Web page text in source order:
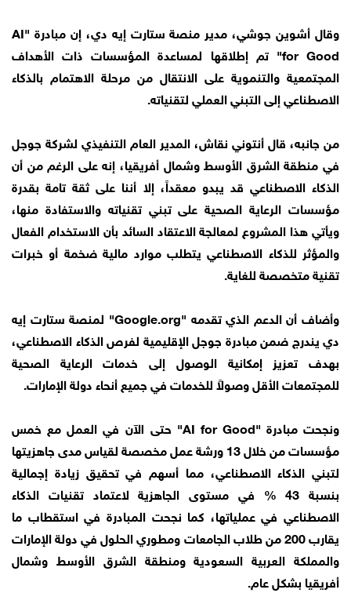
وقال أشوين جوشي، مدير منصة ستارت إيه دي، إن مبادرة "AI
for Good" تم إطلاقها لمساعدة المؤسسات ذات الأهداف
المجتمعية والتنموية على الانتقال من مرحلة الاهتمام بالذكاء
الاصطناعي إلى التبني العملي لتقنياته.
من جانبه، قال أنتوني نقاش، المدير العام التنفيذي لشركة جوجل
في منطقة الشرق الأوسط وشمال أفريقيا، إنه على الرغم من أن
الذكاء الاصطناعي قد يبدو معقداً، إلا أننا على ثقة تامة بقدرة
مؤسسات الرعاية الصحية على تبني تقنياته والاستفادة منها،
ويأتي هذا المشروع لمعالجة الاعتقاد السائد بأن الاستخدام الفعال
والمؤثر للذكاء الاصطناعي يتطلب موارد مالية ضخمة أو خبرات
تقنية متخصصة للغاية.
وأضاف أن الدعم الذي تقدمه "Google.org" لمنصة ستارت إيه
دي يندرج ضمن مبادرة جوجل الإقليمية لفرص الذكاء الاصطناعي،
بهدف تعزيز إمكانية الوصول إلى خدمات الرعاية الصحية
للمجتمعات الأقل وصولاً للخدمات في جميع أنحاء دولة الإمارات.
ونجحت مبادرة "AI for Good" حتى الآن في العمل مع خمس
مؤسسات من خلال 13 ورشة عمل مخصصة لقياس مدى جاهزيتها
لتبني الذكاء الاصطناعي، مما أسهم في تحقيق زيادة إجمالية
بنسبة 43 % في مستوى الجاهزية لاعتماد تقنيات الذكاء
الاصطناعي في عملياتها، كما نجحت المبادرة في استقطاب ما
يقارب 200 من طلاب الجامعات ومطوري الحلول في دولة الإمارات
والمملكة العربية السعودية ومنطقة الشرق الأوسط وشمال
أفريقيا بشكل عام.